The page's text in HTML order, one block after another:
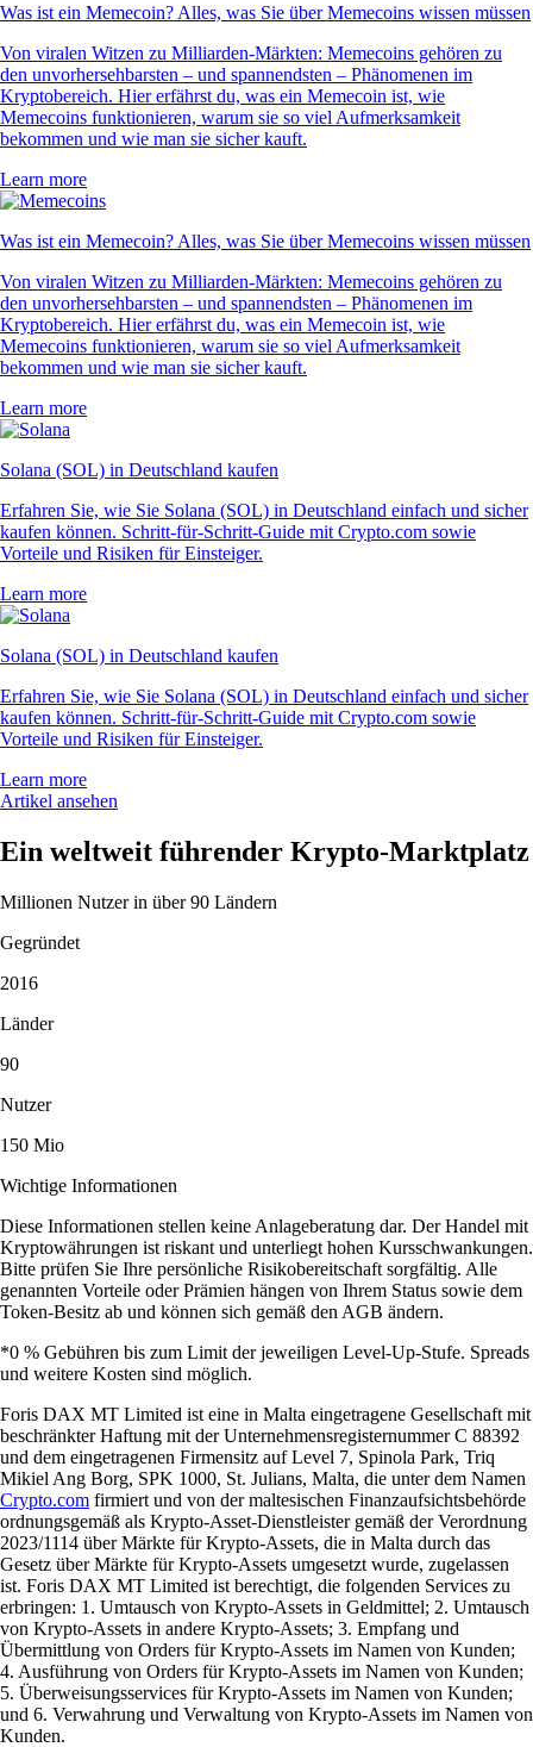
Was ist ein Memecoin? Alles, was Sie über Memecoins wissen müssen
Von viralen Witzen zu Milliarden-Märkten: Memecoins gehören zu
den unvorhersehbarsten – und spannendsten – Phänomenen im
Kryptobereich. Hier erfährst du, was ein Memecoin ist, wie
Memecoins funktionieren, warum sie so viel Aufmerksamkeit
bekommen und wie man sie sicher kauft.
Learn more
Was ist ein Memecoin? Alles, was Sie über Memecoins wissen müssen
Von viralen Witzen zu Milliarden-Märkten: Memecoins gehören zu
den unvorhersehbarsten – und spannendsten – Phänomenen im
Kryptobereich. Hier erfährst du, was ein Memecoin ist, wie
Memecoins funktionieren, warum sie so viel Aufmerksamkeit
bekommen und wie man sie sicher kauft.
Learn more
Solana (SOL) in Deutschland kaufen
Erfahren Sie, wie Sie Solana (SOL) in Deutschland einfach und sicher
kaufen können. Schritt-für-Schritt-Guide mit Crypto.com sowie
Vorteile und Risiken für Einsteiger.
Learn more
Solana (SOL) in Deutschland kaufen
Erfahren Sie, wie Sie Solana (SOL) in Deutschland einfach und sicher
kaufen können. Schritt-für-Schritt-Guide mit Crypto.com sowie
Vorteile und Risiken für Einsteiger.
Learn more
Artikel ansehen
Ein weltweit führender Krypto-Marktplatz
Millionen Nutzer in über 90 Ländern
Gegründet
2016
Länder
90
Nutzer
150 Mio
Wichtige Informationen
Diese Informationen stellen keine Anlageberatung dar. Der Handel mit
Kryptowährungen ist riskant und unterliegt hohen Kursschwankungen.
Bitte prüfen Sie Ihre persönliche Risikobereitschaft sorgfältig. Alle
genannten Vorteile oder Prämien hängen von Ihrem Status sowie dem
Token-Besitz ab und können sich gemäß den AGB ändern.
*0 % Gebühren bis zum Limit der jeweiligen Level-Up-Stufe. Spreads
und weitere Kosten sind möglich.
Foris DAX MT Limited ist eine in Malta eingetragene Gesellschaft mit
beschränkter Haftung mit der Unternehmensregisternummer C 88392
und dem eingetragenen Firmensitz auf Level 7, Spinola Park, Triq
Mikiel Ang Borg, SPK 1000, St. Julians, Malta, die unter dem Namen
Crypto.com firmiert und von der maltesischen Finanzaufsichtsbehörde
ordnungsgemäß als Krypto-Asset-Dienstleister gemäß der Verordnung
2023/1114 über Märkte für Krypto-Assets, die in Malta durch das
Gesetz über Märkte für Krypto-Assets umgesetzt wurde, zugelassen
ist. Foris DAX MT Limited ist berechtigt, die folgenden Services zu
erbringen: 1. Umtausch von Krypto-Assets in Geldmittel; 2. Umtausch
von Krypto-Assets in andere Krypto-Assets; 3. Empfang und
Übermittlung von Orders für Krypto-Assets im Namen von Kunden;
4. Ausführung von Orders für Krypto-Assets im Namen von Kunden;
5. Überweisungsservices für Krypto-Assets im Namen von Kunden;
und 6. Verwahrung und Verwaltung von Krypto-Assets im Namen von
Kunden.